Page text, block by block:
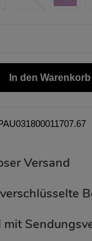
In den Warenkorb
Versand
mit